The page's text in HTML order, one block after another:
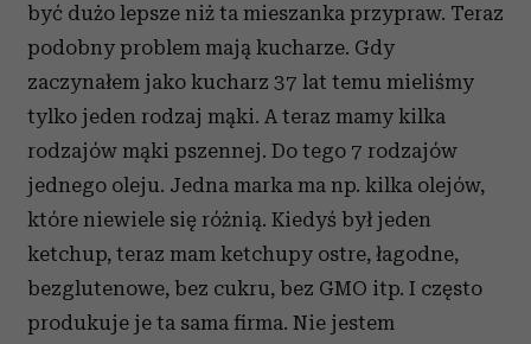
być dużo lepsze niż ta mieszanka przypraw. Teraz
podobny problem mają kucharze. Gdy
zaczynałem jako kucharz 37 lat temu mieliśmy
tylko jeden rodzaj mąki. A teraz mamy kilka
rodzajów mąki pszennej. Do tego 7 rodzajów
jednego oleju. Jedna marka ma np. kilka olejów,
które niewiele się różnią. Kiedyś był jeden
ketchup, teraz mam ketchupy ostre, łagodne,
bezglutenowe, bez cukru, bez GMO itp. I często
produkuje je ta sama firma. Nie jestem